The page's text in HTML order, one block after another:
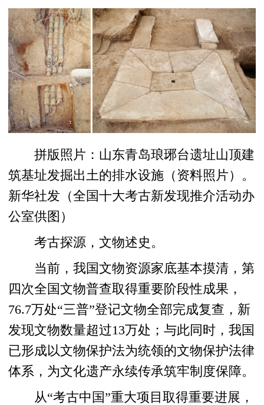
拼版照片：山东青岛琅琊台遗址山顶建
筑基址发掘出土的排水设施（资料照片）。
新华社发（全国十大考古新发现推介活动办
公室供图）
考古探源，文物述史。
当前，我国文物资源家底基本摸清，第
四次全国文物普查取得重要阶段性成果，
76.7万处“三普”登记文物全部完成复查，新
发现文物数量超过13万处；与此同时，我国
已形成以文物保护法为统领的文物保护法律
体系，为文化遗产永续传承筑牢制度保障。
从“考古中国”重大项目取得重要进展，